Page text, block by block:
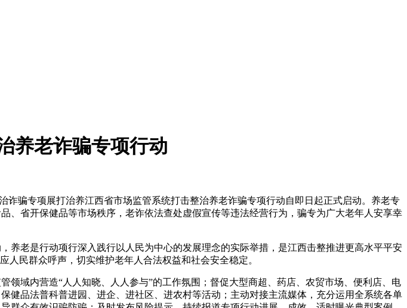
养老诈骗专项行动
诈骗专项展打治养江西省市场监管系统打击整治养老诈骗专项行动自即日起正式启动。养老专
省开保健品等市场秩序，老诈依法查处虚假宣传等违法经营行为，骗专为广大老年人安享幸
养老是行动项行深入践行以人民为中心的发展理念的实际举措，是江西击整推进更高水平平安
人民群众呼声，切实维护老年人合法权益和社会安全稳定。
域内营造“人人知晓、人人参与”的工作氛围；督促大型商超、药店、农贸市场、便利店、电
品法普科普进园、进企、进社区、进农村等活动；主动对接主流媒体，充分运用全系统各单